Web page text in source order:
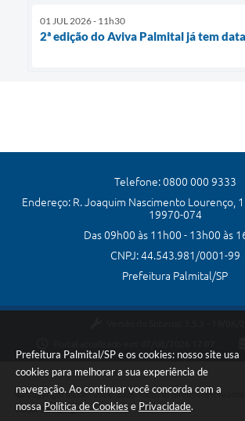
Prefeitura Palmital/SP e os cookies: nosso site usa
cookies para melhorar a sua experiência de
navegação. Ao continuar você concorda com a
nossa Política de Cookies e Privacidade.
01 JUL 2026 - 11h30
2ª edição do Aviva Palmital já tem
Telefone: 0800 000 9333
Endereço: R. Joaquim Nascimento Lourenço,
19970-074
Das 09h00 às 11h00 - 13h00 às
CNPJ: 44.543.981/0001-99
Prefeitura Palmital/SP
Copyright Instar - 2006-2026. Todos os direitos
Instar Tecnologia